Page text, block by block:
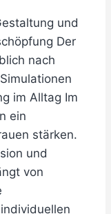
und
Der
nach
im Alltag Im
ein
stärken.
und
von